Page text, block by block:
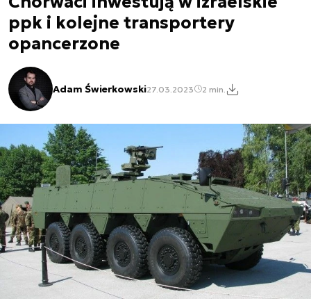
ppk i kolejne transportery
opancerzone
Adam Świerkowski27.03.2023 2 min.